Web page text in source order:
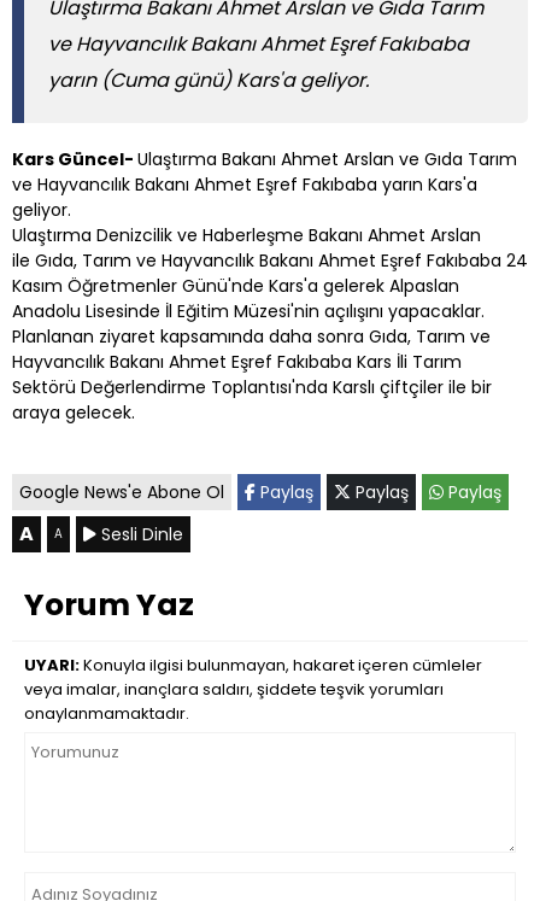
Ulaştırma Bakanı Ahmet Arslan ve Gıda Tarım
ve Hayvancılık Bakanı Ahmet Eşref Fakıbaba
yarın (Cuma günü) Kars'a geliyor.
Kars Güncel- Ulaştırma Bakanı Ahmet Arslan ve Gıda Tarım
ve Hayvancılık Bakanı Ahmet Eşref Fakıbaba yarın Kars'a
geliyor.
Ulaştırma Denizcilik ve Haberleşme Bakanı Ahmet Arslan
ile Gıda, Tarım ve Hayvancılık Bakanı Ahmet Eşref Fakıbaba 24
Kasım Öğretmenler Günü'nde Kars'a gelerek Alpaslan
Anadolu Lisesinde İl Eğitim Müzesi'nin açılışını yapacaklar.
Planlanan ziyaret kapsamında daha sonra Gıda, Tarım ve
Hayvancılık Bakanı Ahmet Eşref Fakıbaba Kars İli Tarım
Sektörü Değerlendirme Toplantısı'nda Karslı çiftçiler ile bir
araya gelecek.
Google News'e Abone Ol Paylaş Paylaş Paylaş
A A Sesli Dinle
Yorum Yaz
UYARI:Konuyla ilgisi bulunmayan, hakaret içeren cümleler
veya imalar, inançlara saldırı, şiddete teşvik yorumları
onaylanmamaktadır.